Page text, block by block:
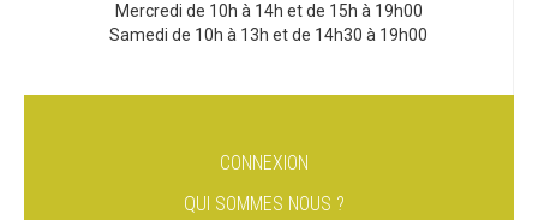
Mercredi de 10h à 14h et de 15h à 19h00
Samedi de 10h à 13h et de 14h30 à 19h00
CONNEXION
QUI SOMMES NOUS ?